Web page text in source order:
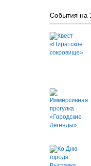
События на